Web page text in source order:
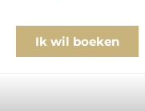
Ik wil boeken